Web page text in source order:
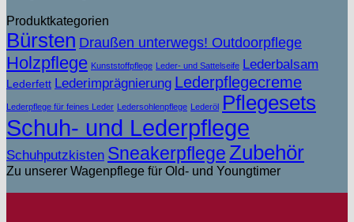
Produktkategorien
Bürsten Draußen unterwegs! Outdoorpflege
Holzpflege Kunststoffpflege Leder- und Sattelseife Lederbalsam
Lederfett Lederimprägnierung Lederpflegecreme
Lederpflege für feines Leder Ledersohlenpflege Lederöl Pflegesets
Schuh- und Lederpflege
Schuhputzkisten Sneakerpflege Zubehör
Zu unserer Wagenpflege für Old- und Youngtimer